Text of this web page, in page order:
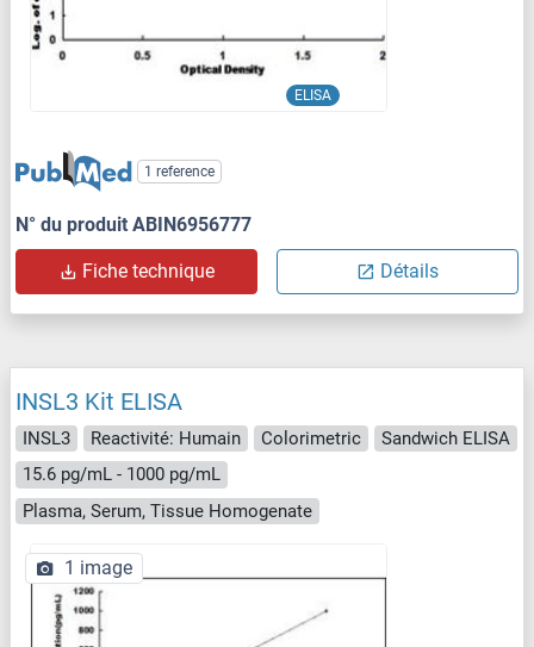
ELISA
1 reference
N° du produit ABIN6956777
Fiche technique Détails
INSL3 Kit ELISA
INSL3 Reactivité: Humain Colorimetric
Sandwich ELISA
15.6 pg/mL - 1000 pg/mL
Plasma, Serum, Tissue Homogenate
1 image